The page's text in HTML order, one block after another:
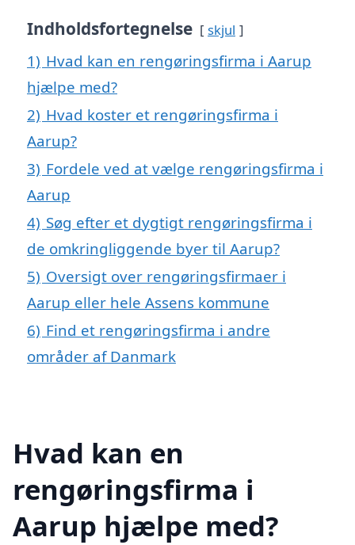
Indholdsfortegnelse skjul
1) Hvad kan en rengøringsfirma i Aarup
hjælpe med?
2) Hvad koster et rengøringsfirma i
Aarup?
3) Fordele ved at vælge rengøringsfirma i
Aarup
4) Søg efter et dygtigt rengøringsfirma i
de omkringliggende byer til Aarup?
5) Oversigt over rengøringsfirmaer i
Aarup eller hele Assens kommune
6) Find et rengøringsfirma i andre
områder af Danmark
Hvad kan en
rengøringsfirma i
Aarup hjælpe med?